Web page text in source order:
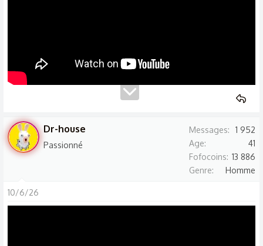
Dr-house
Passionné
Messages
1 952
Age
41
Fofocoins 13 886
Genre
Homme
10/6/26